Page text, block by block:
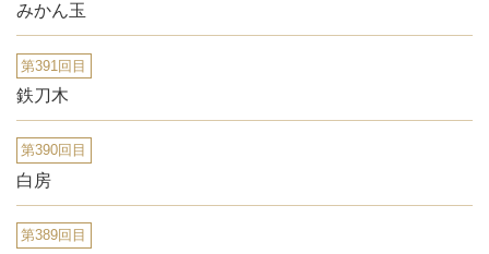
みかん玉
第391回目
鉄刀木
第390回目
白房
第389回目